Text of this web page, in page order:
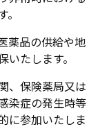
薬品の供給や地
たします。
、保険薬局又は
染症の発生時等
に参加いたしま